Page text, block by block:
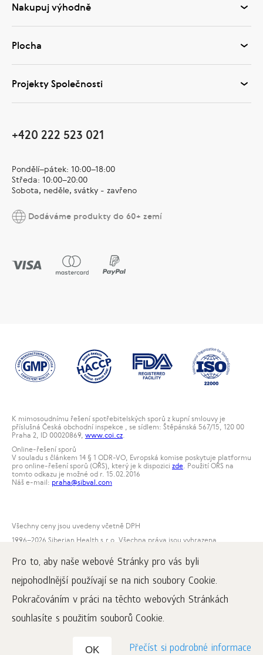
Pro to, aby naše webové Stránky pro vás byli
nejpohodlnější používají se na nich soubory Cookie.
Pokračováním v práci na těchto webových Stránkách
souhlasíte s použitím souborů Cookie.
OK Přečíst si podrobné informace
Nakupuj výhodně
Plocha
Projekty Společnosti
+420 222 523 021
Pondělí–pátek: 10:00–18:00
Středa: 10:00–20:00
Sobota, neděle, svátky - zavřeno
Dodáváme produkty do 60+ zemí
K mimosoudnímu řešení spotřebitelských sporů z kupní smlouvy je
příslušná Česká obchodní inspekce , se sídlem: Štěpánská 567/15, 120 00
Praha 2, ID 00020869, www.coi.cz.
Online-řešení sporů
V souladu s článkem 14 § 1 ODR-VO, Evropská komise poskytuje platformu
pro online-řešení sporů (OŘS), který je k dispozici zde. Použití OŘS na
tomto odkazu je možné od r. 15.02.2016
Náš e-mail: praha@sibval.com
Všechny ceny jsou uvedeny včetně DPH
1996–2026 Siberian Health s.r.o. Všechna práva jsou vyhrazena.
uvedení povinného odkazu na www.siberianwellness.com.
Reklamační řád
Smluvní podmínky